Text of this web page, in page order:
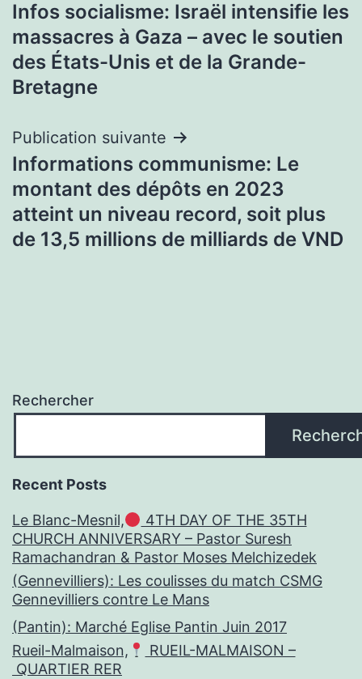
de
l’article
Infos socialisme: Israël intensifie les
massacres à Gaza – avec le soutien
des États-Unis et de la Grande-
Bretagne
Publication suivante
Informations communisme: Le
montant des dépôts en 2023
atteint un niveau record, soit plus
de 13,5 millions de milliards de VND
Rechercher
Recent Posts
Le Blanc-Mesnil,
4TH DAY OF THE 35TH
CHURCH ANNIVERSARY – Pastor Suresh
Ramachandran & Pastor Moses Melchizedek
(Gennevilliers): Les coulisses du match CSMG
Gennevilliers contre Le Mans
(Pantin): Marché Eglise Pantin Juin 2017
Rueil-Malmaison,
RUEIL-MALMAISON –
QUARTIER RER